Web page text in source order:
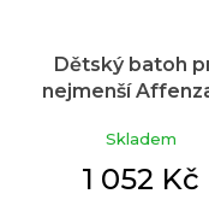
Dětský batoh
nejmenší
Elephant - blue
Skladem
1 052 Kč